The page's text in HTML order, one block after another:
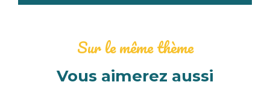
Sur le même thème
Vous aimerez aussi